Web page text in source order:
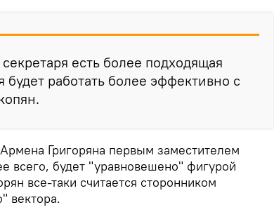
есть более подходящая
будет работать более эффективно с
Григоряна первым заместителем
всего, будет "уравновешено" фигурой
все-таки считается сторонником
вектора.